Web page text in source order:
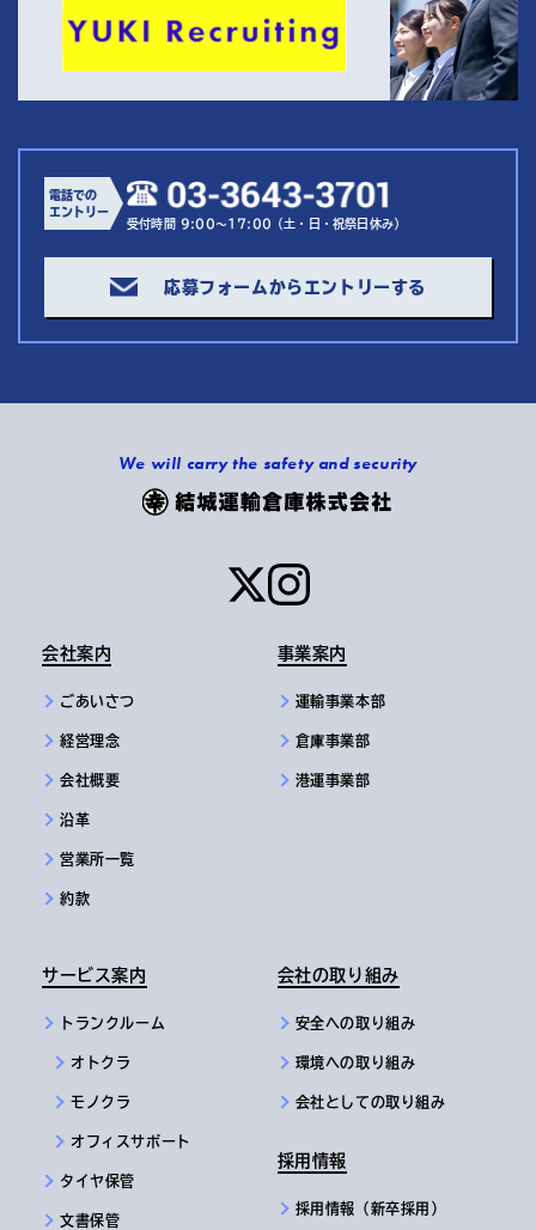
電話での
エントリー
受付時間 9:00～17:00（土・日・祝祭日休み）
応募フォームからエントリーする
We will carry the safety and security
会社案内
ごあいさつ
経営理念
会社概要
沿革
営業所一覧
約款
事業案内
運輸事業本部
倉庫事業部
港運事業部
サービス案内
トランクルーム
オトクラ
モノクラ
オフィスサポート
タイヤ保管
文書保管
会社の取り組み
安全への取り組み
環境への取り組み
会社としての取り組み
採用情報
採用情報（新卒採用）